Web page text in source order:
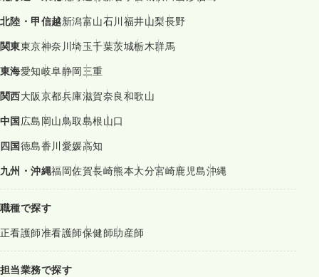
北陸・甲信越新潟富山石川福井山梨長野
関東東京神奈川埼玉千葉茨城栃木群馬
東海愛知岐阜静岡三重
関西大阪京都兵庫滋賀奈良和歌山
中国広島岡山鳥取島根山口
四国徳島香川愛媛高知
九州・沖縄福岡佐賀長崎熊本大分宮崎鹿児島沖縄
職種で探す
正看護師准看護師保健師助産師
担当業務で探す